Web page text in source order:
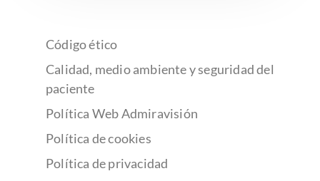
Código ético
Calidad, medio ambiente y seguridad del
paciente
Política Web Admiravisión
Política de cookies
Política de privacidad